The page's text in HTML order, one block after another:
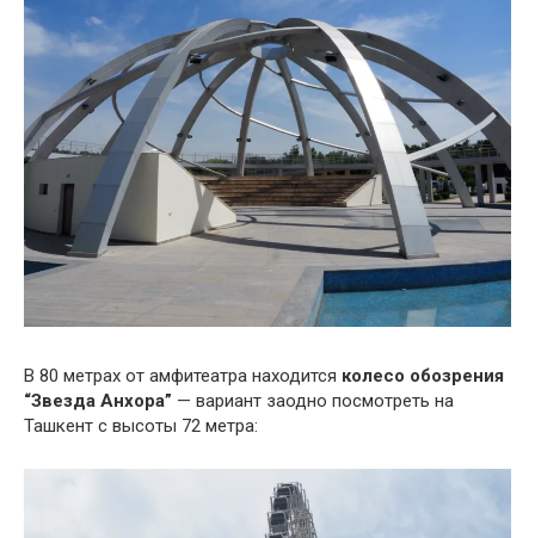
В 80 метрах от амфитеатра находится колесо обозрения
“Звезда Анхора” — вариант заодно посмотреть на
Ташкент с высоты 72 метра: